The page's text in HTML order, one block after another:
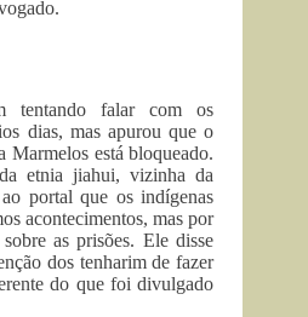
tentando falar com os
dias, mas apurou que o
está bloqueado.
etnia jiahui, vizinha da
portal que os indígenas
acontecimentos, mas por
as prisões. Ele disse
dos tenharim de fazer
do que foi divulgado